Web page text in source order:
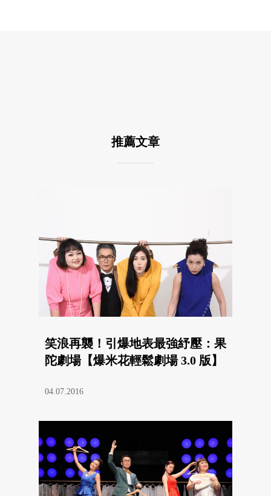
推薦文章
笑浪再襲！引爆地表最強紓壓：果
陀劇場【爆米花輕鬆劇場 3.0 版】
04.07.2016